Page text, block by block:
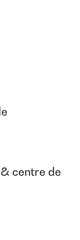
centre de